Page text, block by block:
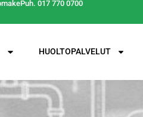
Puh. 017 770 0700
HUOLTOPALVELUT